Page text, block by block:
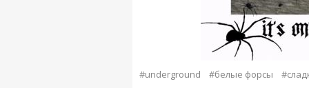
#underground #белые форсы